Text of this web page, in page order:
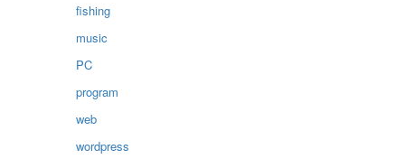
fishing
music
PC
program
web
wordpress